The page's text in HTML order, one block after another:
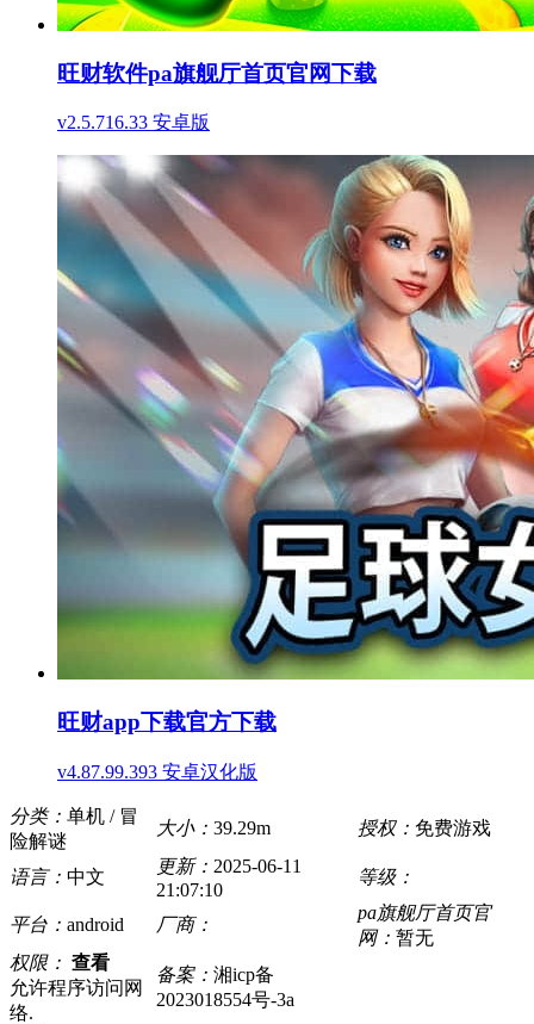
旺财软件pa旗舰厅首页官网下载
v2.5.716.33 安卓版
旺财app下载官方下载
v4.87.99.393 安卓汉化版
分类： 单机 / 冒
险解谜
大小： 39.29m 授权： 免费游戏
语言： 中文
更新： 2025-06-11
21:07:10
等级：
平台： android 厂商：
pa旗舰厅首页官
网： 暂无
权限： 查看
允许程序访问网
络.
备案： 湘icp备
2023018554号-3a